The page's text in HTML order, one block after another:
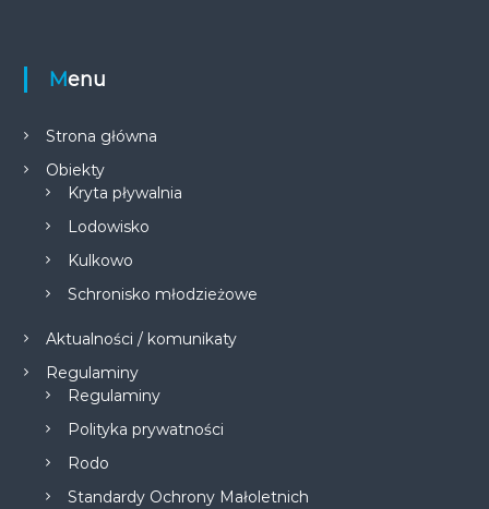
Menu
Strona główna
Obiekty
Kryta pływalnia
Lodowisko
Kulkowo
Schronisko młodzieżowe
Aktualności / komunikaty
Regulaminy
Regulaminy
Polityka prywatności
Rodo
Standardy Ochrony Małoletnich